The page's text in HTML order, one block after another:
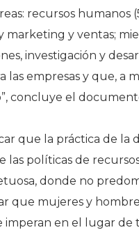
recursos humanos
marketing y ventas;
investigación y
las empresas y que,
concluye el
que la práctica de la
las políticas de
donde no
que mujeres y
imperan en el lugar